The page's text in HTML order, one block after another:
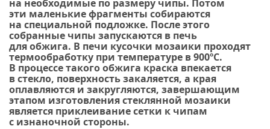
на необходимые по размеру чипы. Потом
эти маленькие фрагменты собираются
на специальной подложке. После этого
собранные чипы запускаются в печь
для обжига. В печи кусочки мозаики проходят
термообработку при температуре в 900ºС.
В процессе такого обжига краска впекается
в стекло, поверхность закаляется, а края
оплавляются и закругляются, завершающим
этапом изготовления стеклянной мозаики
является приклеивание сетки к чипам
с изнаночной стороны.